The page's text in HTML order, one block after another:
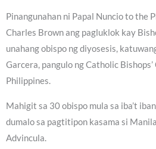
Pinangunahan ni Papal Nuncio to the
Charles Brown ang pagluklok kay
unahang obispo ng diyosesis,
Garcera, pangulo ng Catholic
Philippines.
Mahigit sa 30 obispo mula sa iba’t
dumalo sa pagtitipon kasama si
Advincula.